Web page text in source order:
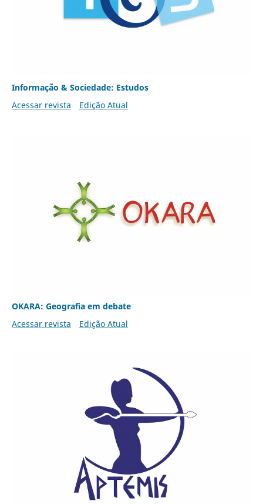
Informação & Sociedade: Estudos
Acessar revista
Edição Atual
OKARA: Geografia em debate
Acessar revista
Edição Atual